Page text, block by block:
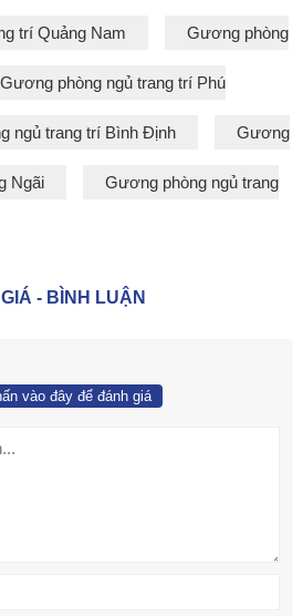
trí Quảng Nam Gương phòng
Gương phòng ngủ trang trí Phú
ngủ trang trí Bình Định Gương
Ngãi Gương phòng ngủ trang
- BÌNH LUẬN
vào đây để đánh giá